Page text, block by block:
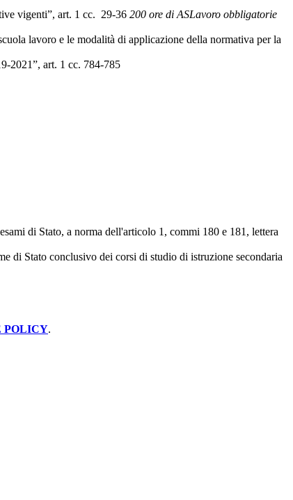
vigenti”, art. 1 cc. 29-36 200 ore di ASLavoro obbligatorie
lavoro e le modalità di applicazione della normativa per la
2021”, art. 1 cc. 784-785
di Stato, a norma dell'articolo 1, commi 180 e 181, lettera
di Stato conclusivo dei corsi di studio di istruzione secondaria
POLICY.